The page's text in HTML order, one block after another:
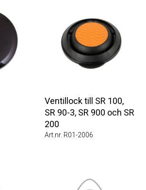
Ventillock till SR 100,
SR 90-3, SR 900 och SR
200
Art.nr. R01-2006